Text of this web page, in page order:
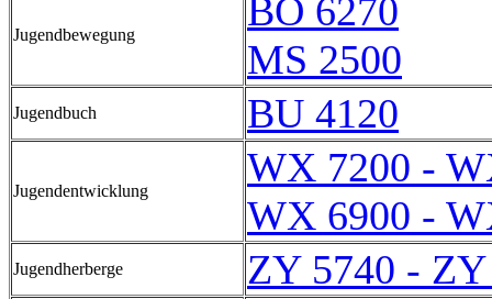
Jugendbewegung
BO 6270
MS 2500
Jugendbuch BU 4120
Jugendentwicklung
WX 7200 -
WX 6900 -
Jugendherberge ZY 5740 -